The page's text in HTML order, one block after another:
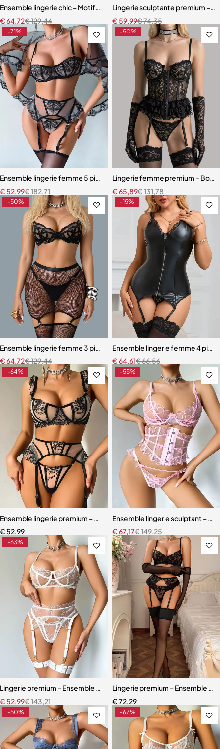
Ensemble lingerie chic – Motifs cœur, découpes raffinées et
€129,44
€64,72
Lingerie sculptante premium –
€74,35
€ 59,99
-71%
Ensemble lingerie femme 5 pièces – Dentelle brodée florale avec
€182,71
€ 52,99
-50%
Lingerie femme premium –
€131,78
€65,89
-50%
Ensemble lingerie femme 3 pièces – Résille noire brodée avec
€129,44
€64,72
-15%
Ensemble lingerie femme 4
€66,56
€64,61
-64%
Ensemble lingerie premium – Dentelle fine, maille légère et effet
€ 52,99
-55%
Ensemble lingerie sculptant –
€149,25
€67,17
-63%
Lingerie premium – Ensemble en broderie florale avec soutien-
€143,21
€ 52,99
Lingerie premium – Ensemble
€72,29
-50% -67%